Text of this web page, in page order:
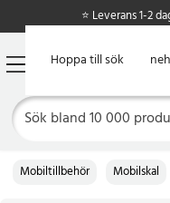
Hoppa till
Hoppa till sök
⭐ Leverans 1-2
Mobiltillbehör Mobilskal